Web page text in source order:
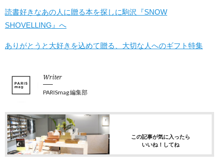
読書好きなあの人に贈る本を探しに駒沢『SNOW
SHOVELLING』へ
ありがとうと大好きを込めて贈る、大切な人へのギフト特集
Writer
PARISmag 編集部
この記事が気に入ったら
いいね！してね